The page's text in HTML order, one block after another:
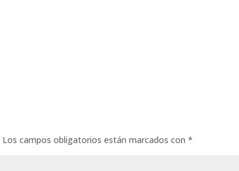
Los campos obligatorios están marcados con*